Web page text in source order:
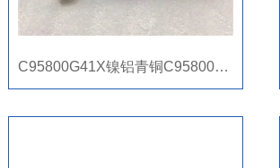
C95800G41X镍铝青铜C95800G41X隔膜阀